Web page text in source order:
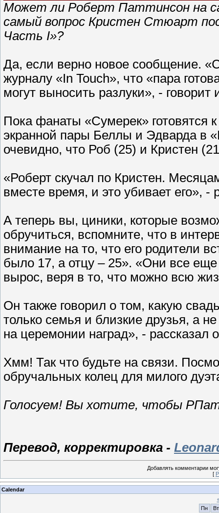
Может ли Роберт Паттинсон на
самый вопрос Кристен Стюарт
Часть I»?
Да, если верно новое сообщение.
журналу «In Touch», что «пара
могут выносить разлуки», - говорит
Пока фанаты «Сумерек» готовятся
экранной пары Беллы и Эдварда в
очевидно, что Роб (25) и Кристен
«Роберт скучал по Кристен.
вместе время, и это убивает его»,
А теперь вы, циники, которые
обручиться, вспомните, что в
внимание на то, что его родители
было 17, а отцу – 25». «Они все
вырос, веря в то, что можно всю
Он также говорил о том, какую
только семья и близкие друзья, а
на церемонии наград», - рассказал
Хмм! Так что будьте на связи.
обручальных колец для милого
Голосуем! Вы хотите, чтобы
Перевод, корректировка -
Добавлять комментарии
[
Calendar
Пн
Вт